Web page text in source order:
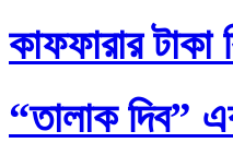
কাফফারার টাকা
“তালাক দিব”